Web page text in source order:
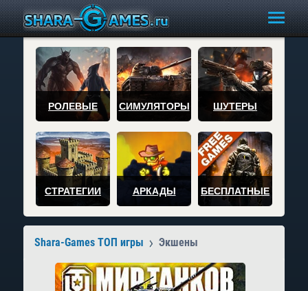
РОЛЕВЫЕ СИМУЛЯТОРЫ ШУТЕРЫ
СТРАТЕГИИ АРКАДЫ БЕСПЛАТНЫЕ
Shara-Games ТОП игры Экшены